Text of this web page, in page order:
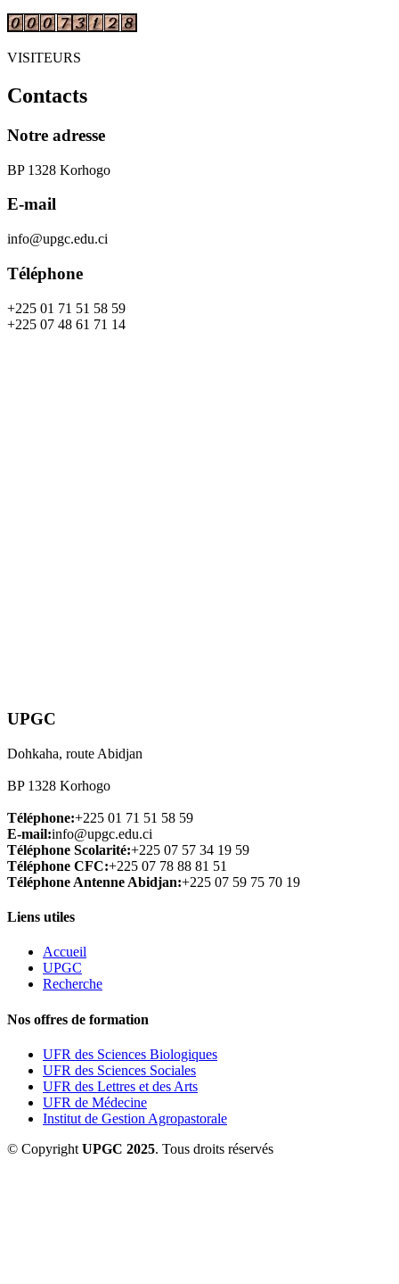
VISITEURS
Contacts
Notre adresse
BP 1328 Korhogo
E-mail
info@upgc.edu.ci
Téléphone
+225 01 71 51 58 59
+225 07 48 61 71 14
UPGC
Dohkaha, route Abidjan
BP 1328 Korhogo
Téléphone:+225 01 71 51 58 59
E-mail:info@upgc.edu.ci
Téléphone Scolarité:+225 07 57 34 19 59
Téléphone CFC:+225 07 78 88 81 51
Téléphone Antenne Abidjan:+225 07 59 75 70 19
Liens utiles
Accueil
UPGC
Recherche
Nos offres de formation
UFR des Sciences Biologiques
UFR des Sciences Sociales
UFR des Lettres et des Arts
UFR de Médecine
Institut de Gestion Agropastorale
© Copyright UPGC 2025. Tous droits réservés